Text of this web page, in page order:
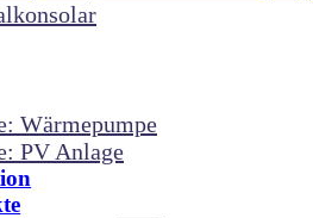
Wärmepumpe
PV Anlage